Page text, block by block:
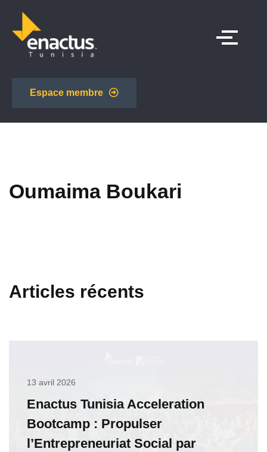
Espace membre
Oumaima Boukari
Articles récents
13 avril 2026
Enactus Tunisia Acceleration
Bootcamp : Propulser
l’Entrepreneuriat Social par